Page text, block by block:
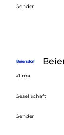
Gender
Klima
Gesellschaft
Gender